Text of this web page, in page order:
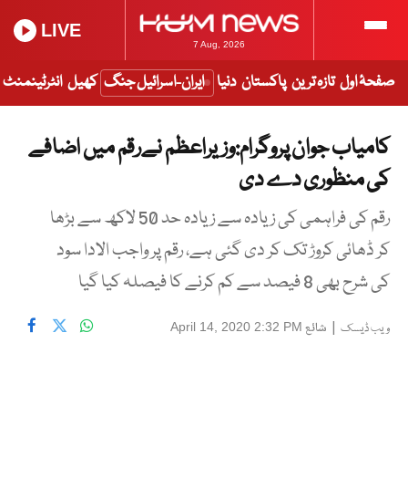
7 Aug, 2026
LIVE
صفحۂ اول تازہ ترین پاکستان دنیا ایران-اسرائیل جنگ کھیل انٹرٹینمنٹ
کامیاب جوان پروگرام:وزیراعظم نےرقم میں اضافے
کی منظوری دے دی
رقم کی فراہمی کی زیادہ سے زیادہ حد 50 لاکھ سے بڑھا
کر ڈھائی کروڑ تک کر دی گئی ہے، رقم پر واجب الادا سود
کی شرح بھی 8 فیصد سے کم کرنے کا فیصلہ کیا گیا
ویب ڈیسک | شائع April 14, 2020 2:32 PM